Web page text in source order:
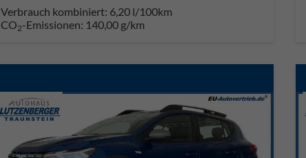
Verbrauch kombiniert: 6,20 l/100km
CO2-Emissionen: 140,00 g/km